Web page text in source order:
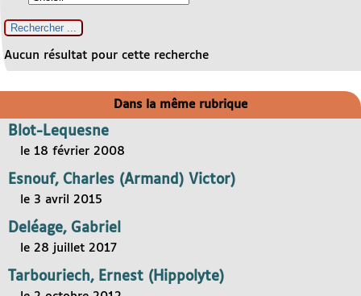
Aucun résultat pour cette recherche
Dans la même rubrique
Blot-Lequesne
le 18 février 2008
Esnouf, Charles (Armand) Victor)
le 3 avril 2015
Deléage, Gabriel
le 28 juillet 2017
Tarbouriech, Ernest (Hippolyte)